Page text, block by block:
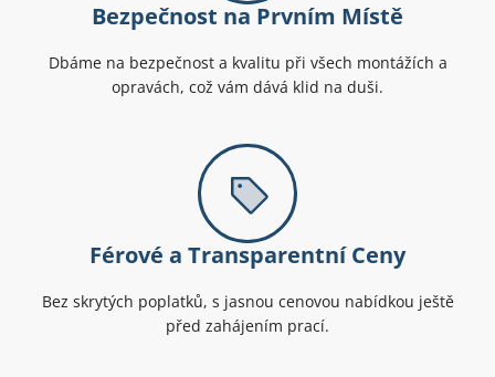
Bezpečnost na Prvním Místě
Dbáme na bezpečnost a kvalitu při všech montážích a
opravách, což vám dává klid na duši.
Férové a Transparentní Ceny
Bez skrytých poplatků, s jasnou cenovou nabídkou ještě
před zahájením prací.